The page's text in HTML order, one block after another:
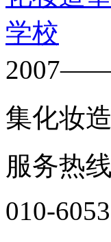
集化妆
服务热线
010-